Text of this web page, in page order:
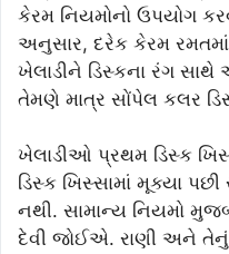
કેરમ નિયમોનો ઉપયોગ
અનુસાર, દરેક કેરમ
ખેલાડીને ડિસ્કના રંગ
તેમણે માત્ર સોંપેલ કલર
ખેલાડીઓ પ્રથમ ડિસ્ક
ડિસ્ક ખિસ્સામાં મૂક્યા
નથી. સામાન્ય નિયમો
દેવી જોઈએ. રાણી અને